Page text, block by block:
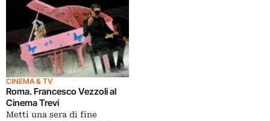
CINEMA & TV
Roma. Francesco Vezzoli al
Cinema Trevi
Metti una sera di fine